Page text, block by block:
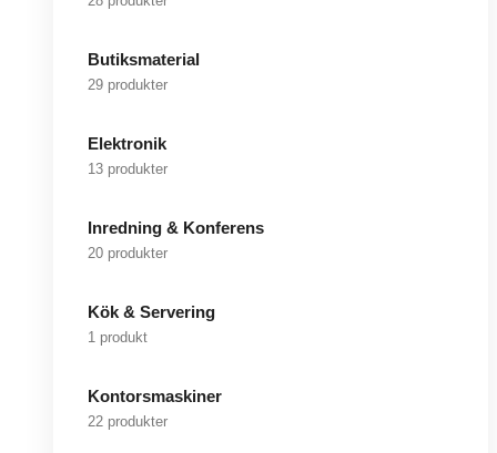
Butiksmaterial
29 produkter
Elektronik
13 produkter
Inredning & Konferens
20 produkter
Kök & Servering
1 produkt
Kontorsmaskiner
22 produkter